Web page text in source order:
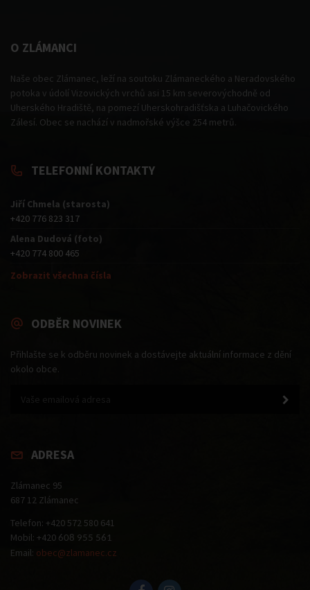
O ZLÁMANCI
Naše obec Zlámanec, leží na soutoku Zlámaneckého a Neradovského
potoka v údolí Vizovických vrchů asi 15 km severovýchodně od
Uherského Hradiště, na pomezí Uherskohradišťska a Luhačovického
Zálesí. Obec se nachází v nadmořské výšce 254 metrů.
TELEFONNÍ KONTAKTY
Jiří Chmela (starosta)
+420 776 823 317
Alena Dudová (foto)
+420 774 800 465
Zobrazit všechna čísla
ODBĚR NOVINEK
Přihlašte se k odběru novinek a dostávejte aktuální informace z dění
okolo obce.
ADRESA
Zlámanec 95
687 12 Zlámanec
Telefon: +420 572 580 641
Mobil: +420 608 955 561
Email: obec@zlamanec.cz